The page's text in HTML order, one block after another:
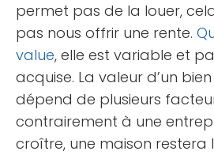
permet pas de la louer,
pas nous offrir une rente.
value, elle est variable et
acquise. La valeur d’un
dépend de plusieurs
contrairement à une
croître, une maison restera